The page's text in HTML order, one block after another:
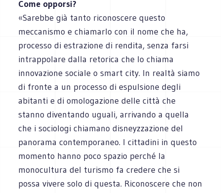
Come opporsi?
«Sarebbe già tanto riconoscere questo
meccanismo e chiamarlo con il nome che ha,
processo di estrazione di rendita, senza farsi
intrappolare dalla retorica che lo chiama
innovazione sociale o smart city. In realtà siamo
di fronte a un processo di espulsione degli
abitanti e di omologazione delle città che
stanno diventando uguali, arrivando a quella
che i sociologi chiamano disneyzzazione del
panorama contemporaneo. I cittadini in questo
momento hanno poco spazio perché la
monocultura del turismo fa credere che si
possa vivere solo di questa. Riconoscere che non